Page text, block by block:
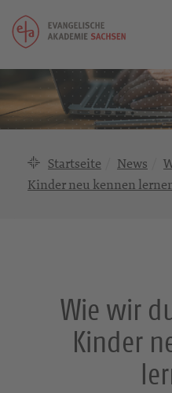
Startseite News
Kinder neu kennen
Wie wir
Kinder